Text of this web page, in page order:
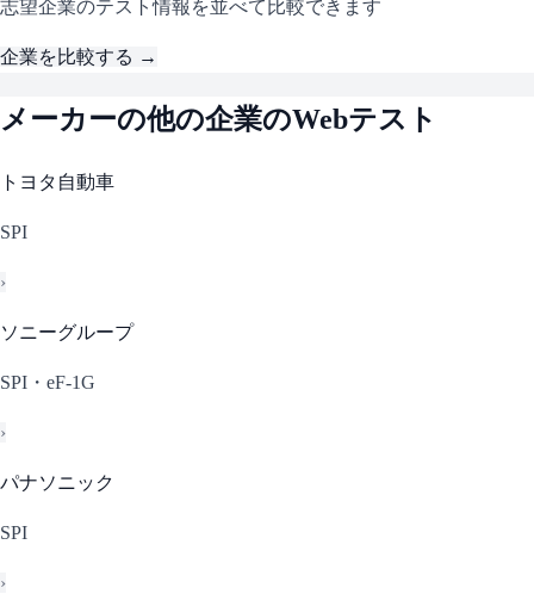
志望企業のテスト情報を並べて比較できます
企業を比較する →
メーカーの他の企業のWebテスト
トヨタ自動車
SPI
›
ソニーグループ
SPI・eF-1G
›
パナソニック
SPI
›